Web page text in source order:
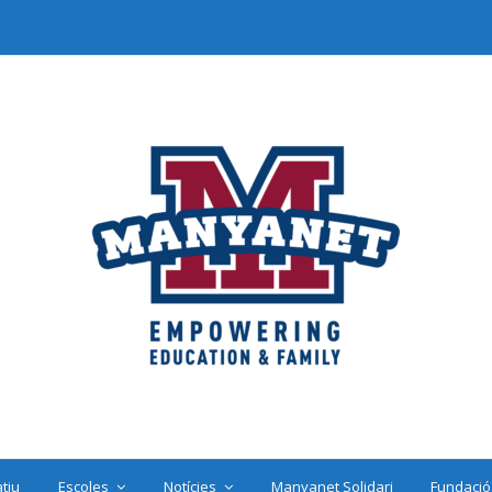
Escoles Notícies Manyanet Solidari Fundació